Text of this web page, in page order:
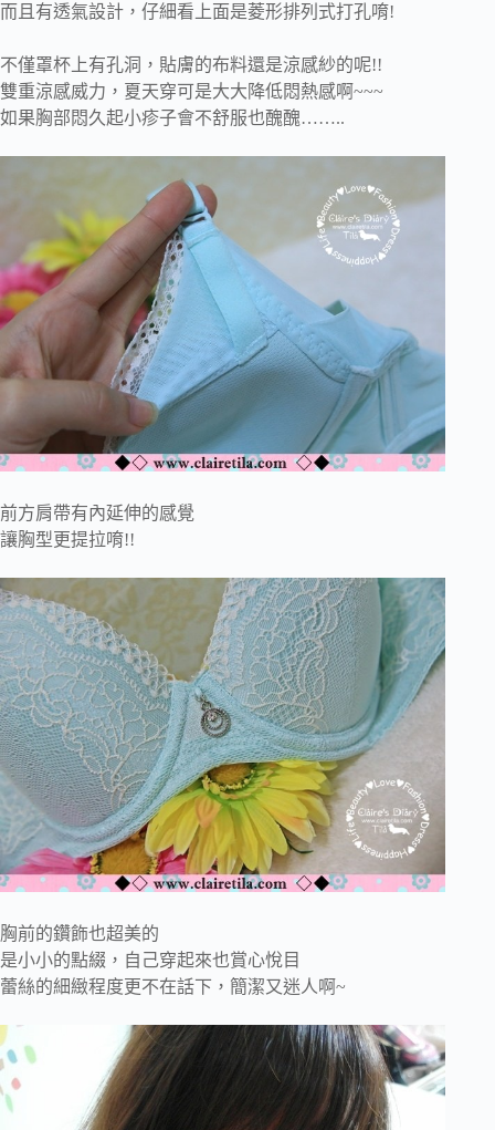
而且有透氣設計，仔細看上面是菱形排列式打孔唷!
不僅罩杯上有孔洞，貼膚的布料還是涼感紗的呢!!
雙重涼感威力，夏天穿可是大大降低悶熱感啊~~~
如果胸部悶久起小疹子會不舒服也醜醜……..
前方肩帶有內延伸的感覺
讓胸型更提拉唷!!
胸前的鑽飾也超美的
是小小的點綴，自己穿起來也賞心悅目
蕾絲的細緻程度更不在話下，簡潔又迷人啊~